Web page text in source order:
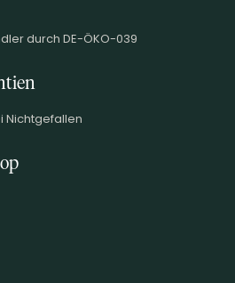
durch DE-ÖKO-039
Nichtgefallen